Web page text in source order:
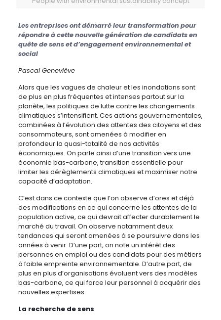
Les entreprises ont démarré leur transformation pour
répondre à cette nouvelle génération de candidats en
quête de sens et d’engagement environnemental et
social
Pascal Geneviève
Alors que les vagues de chaleur et les inondations sont
de plus en plus fréquentes et intenses partout sur la
planète, les politiques de lutte contre les changements
climatiques s’intensifient. Ces actions gouvernementales,
combinées à l’évolution des attentes des citoyens et des
consommateurs, sont amenées à modifier en
profondeur la quasi-totalité de nos activités
économiques. On parle ainsi d’une transition vers une
économie bas-carbone, transition essentielle pour
limiter les dérèglements climatiques et maximiser notre
capacité d’adaptation.
C’est dans ce contexte que l’on observe d’ores et déjà
des modifications en ce qui concerne les attentes de la
population active, ce qui devrait affecter durablement le
marché du travail. On observe notamment deux
tendances qui seront amenées à se poursuivre dans les
années à venir. D’une part, on note un intérêt des
personnes en emploi ou des candidats pour des métiers
à faible empreinte environnementale. D’autre part, de
plus en plus d’organisations évoluent vers des modèles
bas-carbone, ce qui force leur personnel à acquérir des
nouvelles expertises.
La recherche de sens